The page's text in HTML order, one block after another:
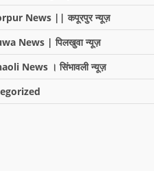
News || कपूरपुर न्यूज़
News | पिलखुवा न्यूज़
News । सिंभावली न्यूज़